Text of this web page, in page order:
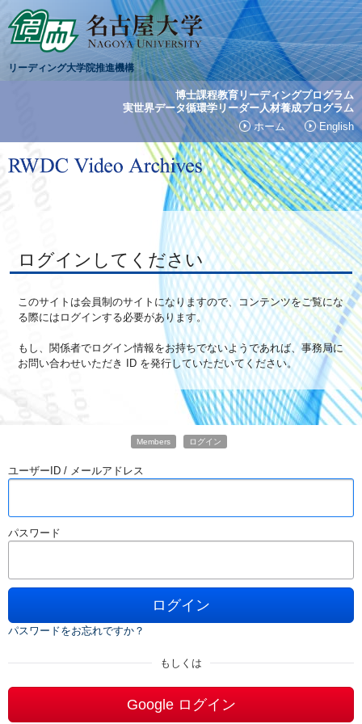
リーディング大学院推進機構
博士課程教育リーディングプログラム
実世界データ循環学リーダー人材養成プログラム
ホーム
English
ログインしてください
このサイトは会員制のサイトになりますので、コンテンツをご覧にな
る際にはログインする必要があります。
もし、関係者でログイン情報をお持ちでないようであれば、事務局に
お問い合わせいただき ID を発行していただいてください。
Members ログイン
ユーザーID / メールアドレス
パスワード
ログイン
パスワードをお忘れですか？
もしくは
Google ログイン